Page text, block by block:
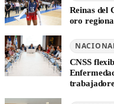
Reinas del
oro
CNSS